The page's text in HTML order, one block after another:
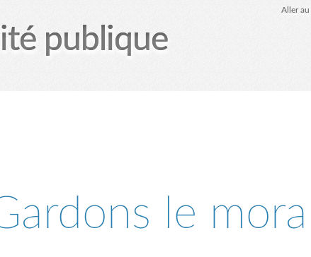
Aller
publique
le